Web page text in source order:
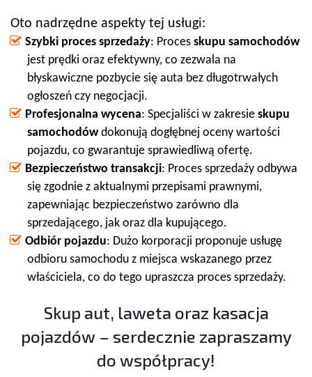
Oto nadrzędne aspekty tej usługi:
Szybki proces sprzedaży: Proces skupu samochodów
jest prędki oraz efektywny, co zezwala na
błyskawiczne pozbycie się auta bez długotrwałych
ogłoszeń czy negocjacji.
Profesjonalna wycena: Specjaliści w zakresie skupu
samochodówdokonują dogłębnej oceny wartości
pojazdu, co gwarantuje sprawiedliwą ofertę.
Bezpieczeństwo transakcji: Proces sprzedaży odbywa
się zgodnie z aktualnymi przepisami prawnymi,
zapewniając bezpieczeństwo zarówno dla
sprzedającego, jak oraz dla kupującego.
Odbiór pojazdu: Dużo korporacji proponuje usługę
odbioru samochodu z miejsca wskazanego przez
właściciela, co do tego upraszcza proces sprzedaży.
Skup aut, laweta oraz kasacja
pojazdów – serdecznie zapraszamy
do współpracy!